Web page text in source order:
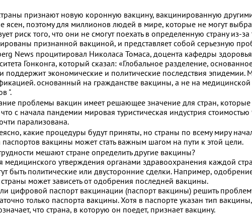
признают новую коронную вакцину, вакцинированную
ясен, поэтому для миллионов людей в мире, которые не могут
риск того, что они не смогут поехать в определенную страну из-
признанной вакциной, и представляет собой серьезную
News процитировал Николаса Томаса, доцента кафедры
Гонконга, который сказал: «Глобальное разделение,
поддержит экономические и политические последствия эпидемии.
основанный на гражданстве вакцины, а не на
".
проблемы вакцин имеет решающее значение для стран, которые
с начала пандемии мировая туристическая индустрия
парализована.
какие процедуры будут приняты, но страны по всему миру
вакцины может стать важным шагом на пути к этой цели.
мешают стране определить другие вакцины?
медицинского утверждения органами здравоохранения каждой
быть политические или двусторонние сделки. Например,
может зависеть от одобрения последней вакцины.
цифровой паспорт вакцинации (паспорт вакцины) решить
только паспорта вакцины. Хотя в паспорте указан тип
что страна, в которую он поедет, признает вакцину.